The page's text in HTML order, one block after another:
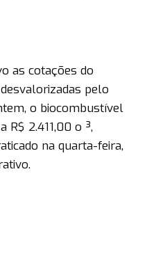
as cotações do
pelo
o biocombustível
R$ 2.411,00 o ³,
na quarta-feira,